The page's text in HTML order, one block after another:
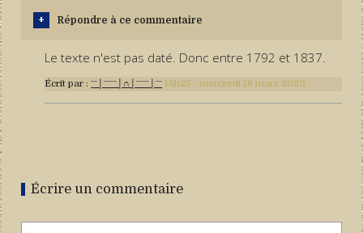
Répondre à ce commentaire
Le texte n'est pas daté. Donc entre 1792 et 1837.
Écrit par :ˉˉ│ˉˉˉˉ│∩│ˉˉˉˉ│ˉˉ 15h25 -mercredi 18 mars 2020
Écrire un commentaire